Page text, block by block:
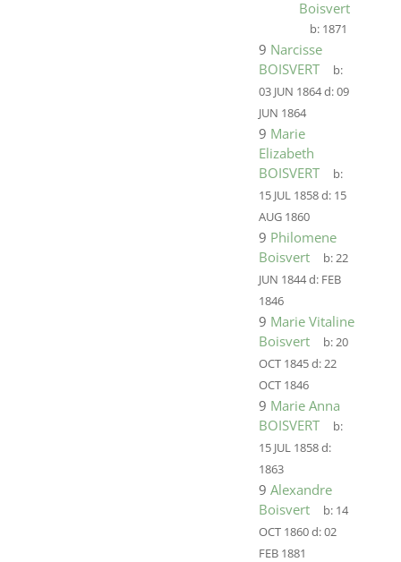
Boisvert
b: 1871
9 Narcisse
BOISVERT
b:
03 JUN 1864d:09
JUN 1864
9 Marie
Elizabeth
BOISVERT
b:
15 JUL 1858d: 15
AUG 1860
9 Philomene
Boisvert
b:22
JUN 1844d: FEB
1846
9 Marie Vitaline
Boisvert
b:20
OCT 1845d:22
OCT 1846
9 Marie Anna
BOISVERT
b:
15 JUL 1858d:
1863
9 Alexandre
Boisvert
b: 14
OCT 1860d:02
FEB 1881